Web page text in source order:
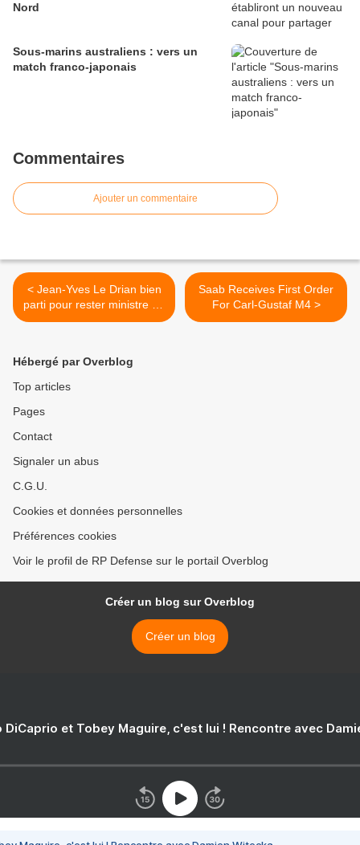
Nord
Sous-marins australiens : vers un
match franco-japonais
Commentaires
Ajouter un commentaire
< Jean-Yves Le Drian bien
parti pour rester ministre de
la Défense jusqu'en 2017
Saab Receives First Order
For Carl-Gustaf M4 >
Hébergé par Overblog
Top articles
Pages
Contact
Signaler un abus
C.G.U.
Cookies et données personnelles
Préférences cookies
Voir le profil de RP Defense sur le portail Overblog
Créer un blog sur Overblog
Créer un blog
DiCaprio et Tobey Maguire, c'est lui ! Rencontre avec